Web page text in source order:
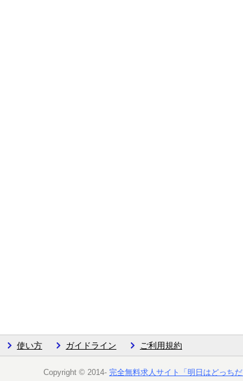
使い方 ガイドライン ご利用規約
Copyright © 2014- 完全無料求人サイト「明日はどっち